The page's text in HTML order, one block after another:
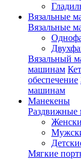
Вязальные
Вязальные
Вязальный
машинам
обеспечение
машинам
Манекены
Раздвижные
Мягкие